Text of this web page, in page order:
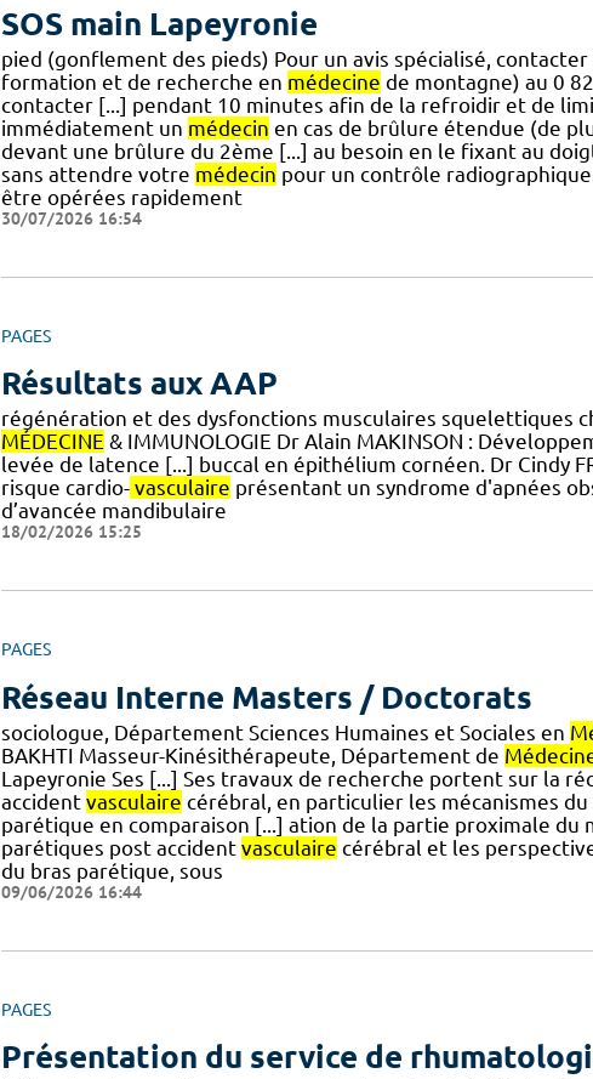
SOS main Lapeyronie
pied (gonflement des pieds) Pour un avis spécialisé, contacter
formation et de recherche en médecine de montagne) au 0
contacter [...] pendant 10 minutes afin de la refroidir et de
immédiatement un médecin en cas de brûlure étendue (de
devant une brûlure du 2ème [...] au besoin en le fixant au
sans attendre votre médecin pour un contrôle
être opérées rapidement
30/07/2026 16:54
PAGES
Résultats aux AAP
régénération et des dysfonctions musculaires squelettiques
MÉDECINE & IMMUNOLOGIE Dr Alain MAKINSON :
levée de latence [...] buccal en épithélium cornéen. Dr Cindy
risque cardio- vasculaire présentant un syndrome d'apnées
d’avancée mandibulaire
18/02/2026 15:25
PAGES
Réseau Interne Masters / Doctorats
sociologue, Département Sciences Humaines et Sociales en
BAKHTI Masseur-Kinésithérapeute, Département de
Lapeyronie Ses [...] Ses travaux de recherche portent sur la
accident vasculaire cérébral, en particulier les mécanismes
parétique en comparaison [...] ation de la partie proximale du
parétiques post accident vasculaire cérébral et les
du bras parétique, sous
09/06/2026 16:44
PAGES
Présentation du service de